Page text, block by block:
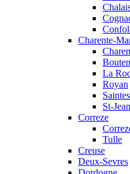
Charente-
La
Royan
Saintes
St-
Correze
Tulle
Creuse
Deux-Sevres